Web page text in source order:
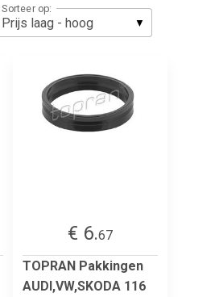
Sorteer op:
€ 6.67
TOPRAN Pakkingen
AUDI,VW,SKODA 116